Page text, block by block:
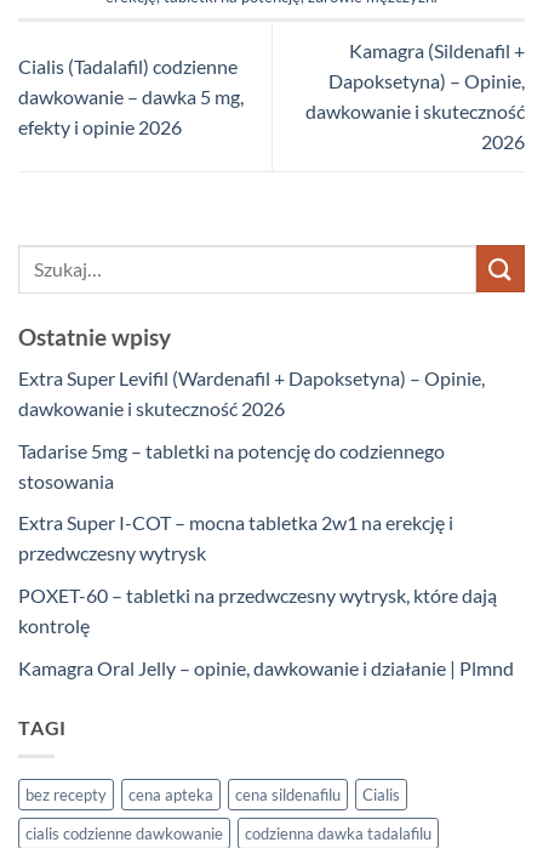
Cialis (Tadalafil) codzienne
dawkowanie – dawka 5 mg,
efekty i opinie 2026
Kamagra (Sildenafil +
Dapoksetyna) – Opinie,
dawkowanie i skuteczność
2026
Ostatnie wpisy
Extra Super Levifil (Wardenafil + Dapoksetyna) – Opinie,
dawkowanie i skuteczność 2026
Tadarise 5mg – tabletki na potencję do codziennego
stosowania
Extra Super I-COT – mocna tabletka 2w1 na erekcję i
przedwczesny wytrysk
POXET-60 – tabletki na przedwczesny wytrysk, które dają
kontrolę
Kamagra Oral Jelly – opinie, dawkowanie i działanie | Plmnd
TAGI
bez recepty cena apteka cena sildenafilu
Cialis
cialis codzienne dawkowanie
codzienna dawka tadalafilu